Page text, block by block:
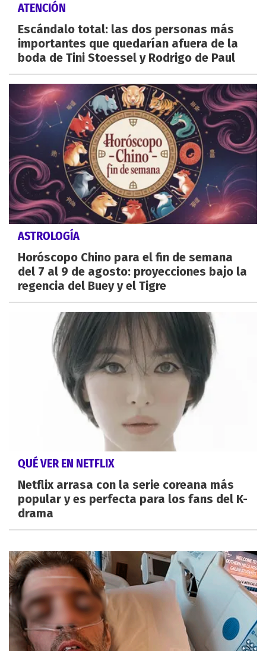
ATENCIÓN
Escándalo total: las dos personas más
importantes que quedarían afuera de la
boda de Tini Stoessel y Rodrigo de Paul
ASTROLOGÍA
Horóscopo Chino para el fin de semana
del 7 al 9 de agosto: proyecciones bajo la
regencia del Buey y el Tigre
QUÉ VER EN NETFLIX
Netflix arrasa con la serie coreana más
popular y es perfecta para los fans del K-
drama